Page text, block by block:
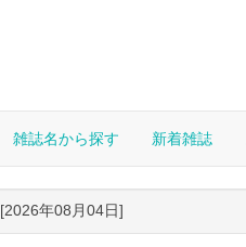
雑誌名から探す 新着雑誌
[2026年08月04日]